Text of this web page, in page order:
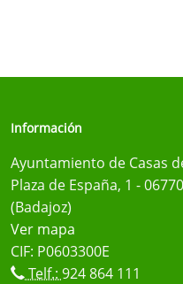
Información
Ayuntamiento de Casas
Plaza de España, 1 -
(Badajoz)
Ver mapa
CIF: P0603300E
Telf.: 924 864 111